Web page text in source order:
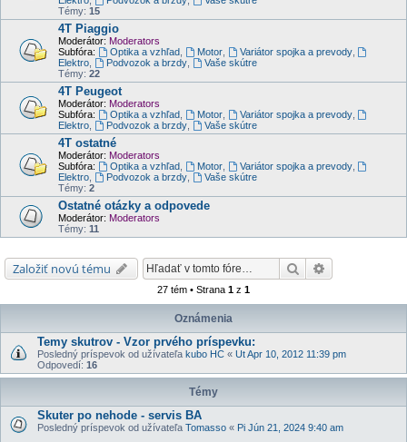
Témy: 15
4T Piaggio
Moderátor: Moderators
Subfóra:
Optika a vzhľad, Motor, Variátor spojka a prevody,
Elektro
Podvozok a brzdy,
Vaše skútre
Témy: 22
4T Peugeot
Moderátor: Moderators
Subfóra:
Optika a vzhľad, Motor, Variátor spojka a prevody,
Elektro
Podvozok a brzdy, Vaše skútre
4T ostatné
Moderátor: Moderators
Subfóra:
Optika a vzhľad, Motor, Variátor spojka a prevody,
Elektro
Podvozok a brzdy,
Vaše skútre
Témy: 2
Ostatné otázky a odpovede
Moderátor: Moderators
Témy: 11
Založiť novú tému Hľadať
27 tém • Strana 1 z 1
Oznámenia
Temy skutrov - Vzor prvého príspevku:
Posledný príspevok od užívateľa kubo HC « Ut Apr 10, 2012 11:39 pm
Odpovedí: 16
Témy
Skuter po nehode - servis BA
Posledný príspevok od užívateľa Tomasso « Pi Jún 21, 2024 9:40 am